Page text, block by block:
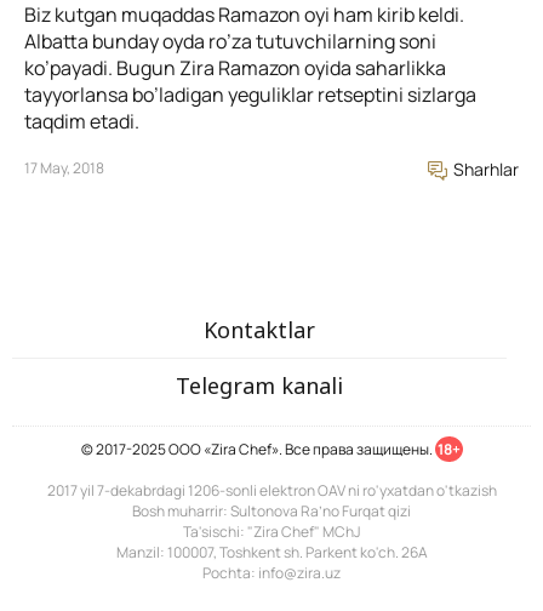
Biz kutgan muqaddas Ramazon oyi ham kirib keldi.
Albatta bunday oyda ro’za tutuvchilarning soni
ko’payadi. Bugun Zira Ramazon oyida saharlikka
tayyorlansa bo’ladigan yeguliklar retseptini sizlarga
taqdim etadi.
17 May, 2018 Sharhlar
Kontaktlar
Telegram kanali
© 2017-2025 ООО «Zira Chef». Все права защищены. 18+
2017 yil 7-dekabrdagi 1206-sonli elektron OAV ni ro'yxatdan o'tkazish
Bosh muharrir: Sultonova Ra’no Furqat qizi
Ta'sischi: "Zira Chef" MChJ
Manzil: 100007, Toshkent sh. Parkent ko'ch. 26A
Pochta: info@zira.uz